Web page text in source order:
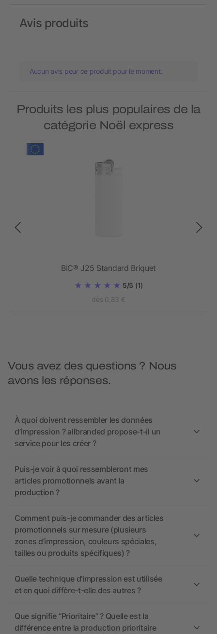
Avis produits
Aucun avis pour ce produit pour le moment.
Produits les plus populaires de la
catégorie Noël express
BIC® J25 Standard Briquet
5/5 (1)
dès 0,83 €
Vous avez des questions ? Nous
avons les réponses.
À quoi doivent ressembler les données
d’impression ? allbranded propose-t-il un
service pour les créer ?
Puis-je voir à quoi ressembleront mes
articles promotionnels avant la
production ?
Comment puis-je commander des articles
promotionnels sur mesure (plusieurs
zones d’impression, couleurs spéciales,
tailles ou produits spécifiques) ?
Quelle technique d’impression est utilisée
et en quoi diffère-t-elle des autres ?
Que signifie “Prioritaire” ? Quelle est la
différence entre la production prioritaire